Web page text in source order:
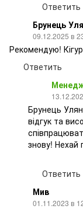
Ответить
Брунець
09.12.2025 в
Рекомендую!
Ответить
Брунець
відгук та
знову! Нехай
Ответить
Мив
01.11.2023 в